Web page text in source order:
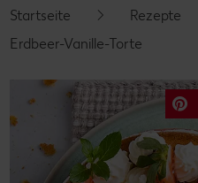
Schwebender Seitenbereich
Startseite Rezepte
Erdbeer-Vanille-Torte